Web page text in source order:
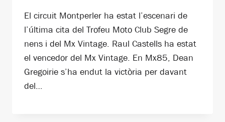
El circuit Montperler ha estat l’escenari de
l’última cita del Trofeu Moto Club Segre de
nens i del Mx Vintage. Raul Castells ha estat
el vencedor del Mx Vintage. En Mx85, Dean
Gregoirie s’ha endut la victòria per davant
del…